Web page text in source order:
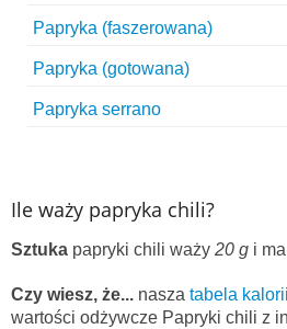
Papryka (faszerowana)
Papryka (gotowana)
Papryka serrano
Ile waży papryka chili?
Sztuka papryki chili waży 20 g i
Czy wiesz, że... nasza tabela kalorii
wartości odżywcze Papryki chili z